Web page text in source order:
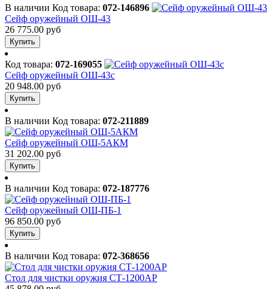
В наличии Код товара: 072-146896
Сейф оружейный ОШ-43
26 775.00 руб
Купить
Код товара: 072-169055
Сейф оружейный ОШ-43с
20 948.00 руб
Купить
В наличии Код товара: 072-211889
Сейф оружейный ОШ-5АКМ
31 202.00 руб
Купить
В наличии Код товара: 072-187776
Сейф оружейный ОШ-ПБ-1
96 850.00 руб
Купить
В наличии Код товара: 072-368656
Стол для чистки оружия СТ-1200АР